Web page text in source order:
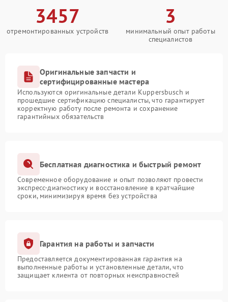
3457
отремонтированных устройств
3
минимальный опыт работы
специалистов
Оригинальные запчасти и
сертифицированные мастера
Используются оригинальные детали Kuppersbusch и
прошедшие сертификацию специалисты, что гарантирует
корректную работу после ремонта и сохранение
гарантийных обязательств
Бесплатная диагностика и быстрый ремонт
Современное оборудование и опыт позволяют провести
экспресс-диагностику и восстановление в кратчайшие
сроки, минимизируя время без устройства
Гарантия на работы и запчасти
Предоставляется документированная гарантия на
выполненные работы и установленные детали, что
защищает клиента от повторных неисправностей